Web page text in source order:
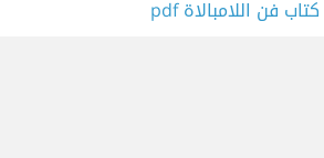
كتاب فن اللامبالاة pdf